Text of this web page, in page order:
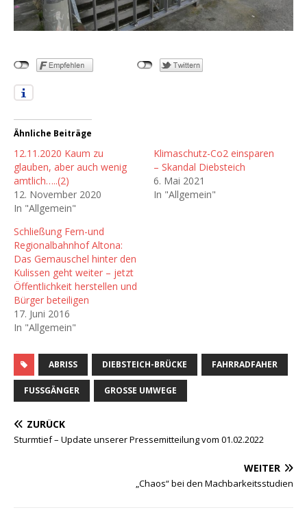
Ähnliche Beiträge
12.11.2020 Kaum zu
glauben, aber auch wenig
amtlich…..(2)
12. November 2020
In "Allgemein"
Klimaschutz-Co2 einsparen
– Skandal Diebsteich
6. Mai 2021
In "Allgemein"
Schließung Fern-und
Regionalbahnhof Altona:
Das Gemauschel hinter den
Kulissen geht weiter – jetzt
Öffentlichkeit herstellen und
Bürger beteiligen
17. Juni 2016
In "Allgemein"
ABRISS DIEBSTEICH-BRÜCKE FAHRRADFAHER
FUSSGÄNGER GROSSE UMWEGE
ZURÜCK
Sturmtief – Update unserer Pressemitteilung vom 01.02.2022
WEITER
„Chaos“ bei den Machbarkeitsstudien